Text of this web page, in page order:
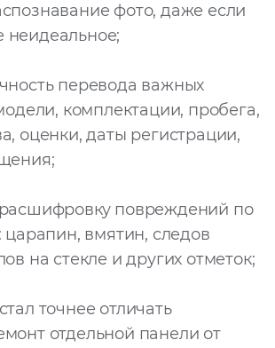
фото, даже если
перевода важных
комплектации, пробега,
оценки, даты регистрации,
повреждений по
царапин, вмятин, следов
на стекле и других отметок;
точнее отличать
отдельной панели от